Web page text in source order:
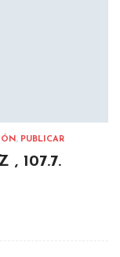
, PUBLICAR
, 107.7.